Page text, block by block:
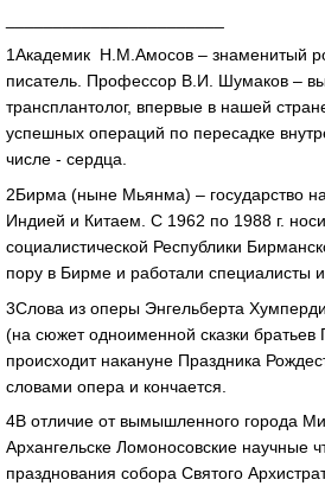
1Академик Н.М.Амосов – знаменитый
писатель. Профессор В.И. Шумаков –
трансплантолог, впервые в нашей
успешных операций по пересадке
числе - сердца.
2Бирма (ныне Мьянма) – государство
Индией и Китаем. С 1962 по 1988 г.
социалистической Республики
пору в Бирме и работали специалисты
3Слова из оперы Энгельберта
(на сюжет одноименной сказки братьев
происходит накануне Праздника
словами опера и кончается.
4В отличие от вымышленного города
Архангельске Ломоносовские научные
празднования собора Святого